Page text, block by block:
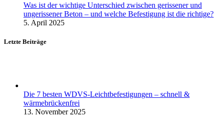
Was ist der wichtige Unterschied zwischen gerissener und
ungerissener Beton – und welche Befestigung ist die richtige?
5. April 2025
Letzte Beiträge
Die 7 besten WDVS-Leichtbefestigungen – schnell &
wärmebrückenfrei
13. November 2025